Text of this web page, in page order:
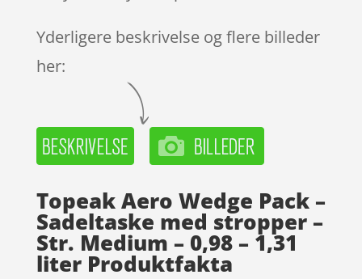
Yderligere beskrivelse og flere billeder
her:
Topeak Aero Wedge Pack –
Sadeltaske med stropper –
Str. Medium – 0,98 – 1,31
liter Produktfakta